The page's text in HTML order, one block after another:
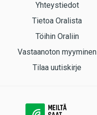
Yhteystiedot
Tietoa Oralista
Töihin Oraliin
Vastaanoton myyminen
Tilaa uutiskirje